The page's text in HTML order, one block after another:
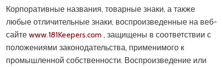
Корпоративные названия, товарные знаки, а также
любые отличительные знаки, воспроизведенные на веб-
сайте www.181Keepers.com , защищены в соответствии с
положениями законодательства, применимого к
промышленной собственности. Воспроизведение или